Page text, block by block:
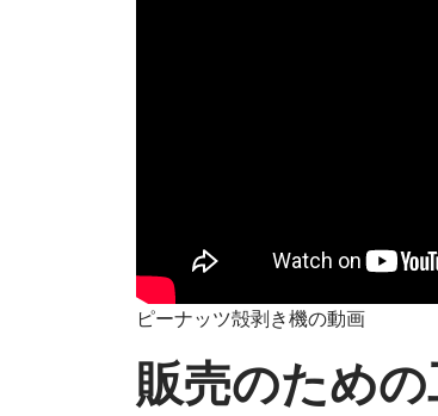
ピーナッツ殻剥き機の動画
販売のため